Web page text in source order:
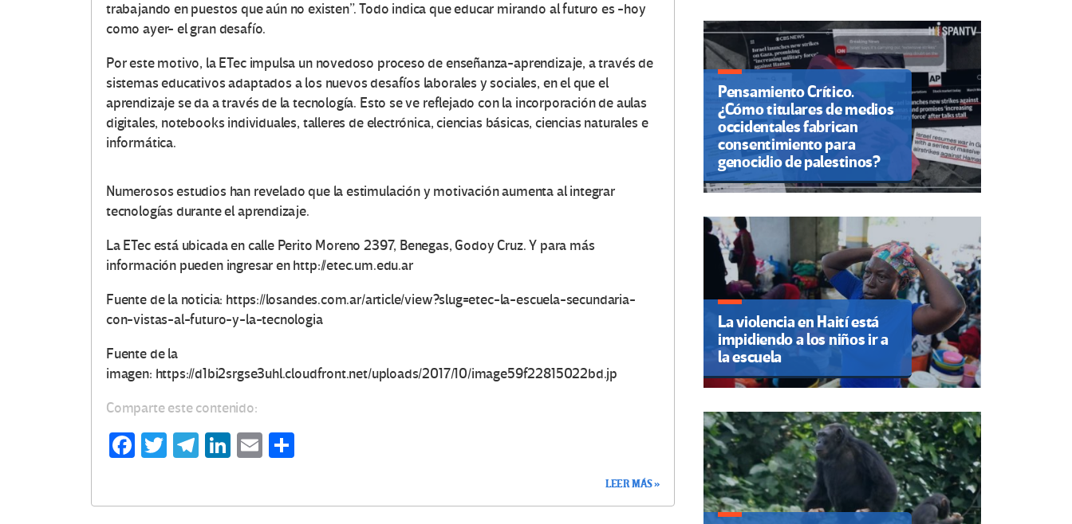
trabajando en puestos que aún no existen”. Todo indica que educar mirando al futuro es -hoy
como ayer- el gran desafío.
Por este motivo, la ETec impulsa un novedoso proceso de enseñanza-aprendizaje, a través de
sistemas educativos adaptados a los nuevos desafíos laborales y sociales, en el que el
aprendizaje se da a través de la tecnología. Esto se ve reflejado con la incorporación de aulas
digitales, notebooks individuales, talleres de electrónica, ciencias básicas, ciencias naturales e
informática.
Numerosos estudios han revelado que la estimulación y motivación aumenta al integrar
tecnologías durante el aprendizaje.
La ETec está ubicada en calle Perito Moreno 2397, Benegas, Godoy Cruz. Y para más
información pueden ingresar en http://etec.um.edu.ar
Fuente de la noticia: https://losandes.com.ar/article/view?slug=etec-la-escuela-secundaria-
con-vistas-al-futuro-y-la-tecnologia
Fuente de la
imagen: https://d1bi2srgse3uhl.cloudfront.net/uploads/2017/10/image59f22815022bd.jp
Comparte este contenido:
Fa T
Te
Li
E
LEER MÁS »
Pensamiento Crítico.
¿Cómo titulares de medios
occidentales fabrican
consentimiento para
genocidio de palestinos?
La violencia en Haití está
impidiendo a los niños ir a
la escuela